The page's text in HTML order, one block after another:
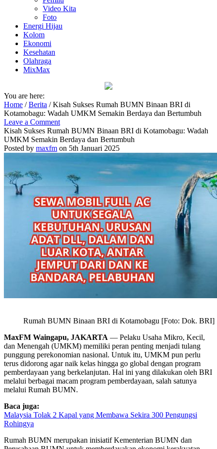
Video Kita
Foto
Energi Hijau
Kolom
Ekonomi
Kesehatan
Olahraga
MixMax
You are here:
Home /Berita /Kisah Sukses Rumah BUMN Binaan BRI di
Kotamobagu: Wadah UMKM Semakin Berdaya dan Bertumbuh
Leave a Comment
Kisah Sukses Rumah BUMN Binaan BRI di Kotamobagu: Wadah
UMKM Semakin Berdaya dan Bertumbuh
Posted by maxfm on 5th Januari 2025
Rumah BUMN Binaan BRI di Kotamobagu [Foto: Dok. BRI]
MaxFM Waingapu, JAKARTA — Pelaku Usaha Mikro, Kecil,
dan Menengah (UMKM) memiliki peran penting menjadi tulang
punggung perekonomian nasional. Untuk itu, UMKM pun perlu
terus didorong agar naik kelas hingga go global dengan program
pemberdayaan yang berkelanjutan. Hal ini yang dilakukan oleh BRI
melalui berbagai macam program pemberdayaan, salah satunya
melalui Rumah BUMN.
Baca juga:
Malaysia Tolak 2 Kapal yang Membawa Sekira 300 Pengungsi
Rohingya
Rumah BUMN merupakan inisiatif Kementerian BUMN dan